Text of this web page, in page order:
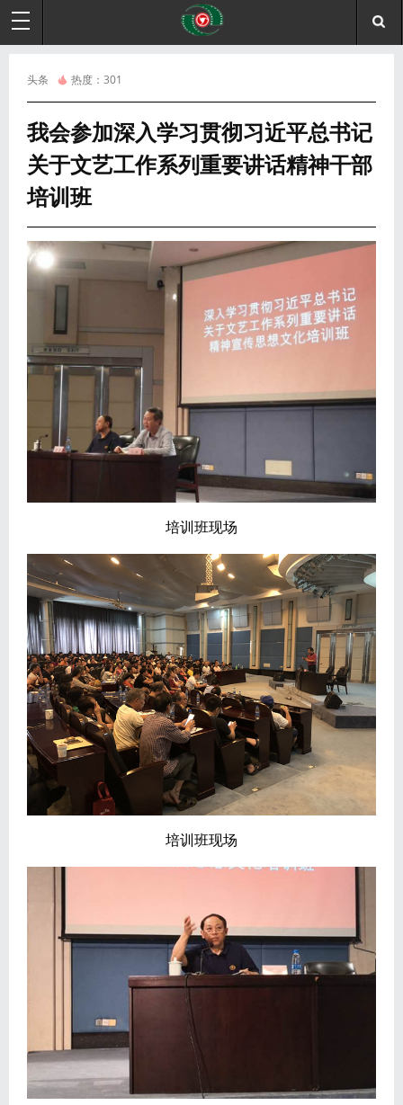
头条 热度： 301
我会参加深入学习贯彻习近平总书记
关于文艺工作系列重要讲话精神干部
培训班
培训班现场
培训班现场